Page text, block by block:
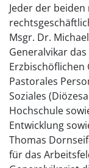
Jeder der
Msgr. Dr.
Generalvikar
Erzbischöflichen
Pastorales
Soziales
Hochschule
Entwicklung
Thomas
für das